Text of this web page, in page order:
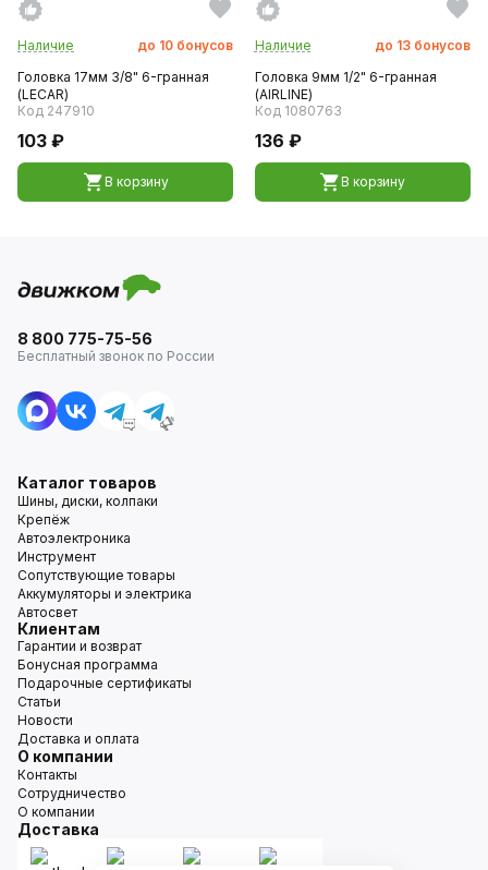
Наличие до 10 бонусов
Головка 17мм 3/8" 6-гранная
(LECAR)
Код 247910
103 ₽
В корзину
Наличие до 13 бонусов
Головка 9мм 1/2" 6-гранная
(AIRLINE)
Код 1080763
136 ₽
В корзину
8 800 775-75-56
Бесплатный звонок по России
Каталог товаров
Шины, диски, колпаки
Крепёж
Автоэлектроника
Инструмент
Сопутствующие товары
Аккумуляторы и электрика
Автосвет
Клиентам
Гарантии и возврат
Бонусная программа
Подарочные сертификаты
Статьи
Новости
Доставка и оплата
О компании
Контакты
Сотрудничество
О компании
Доставка